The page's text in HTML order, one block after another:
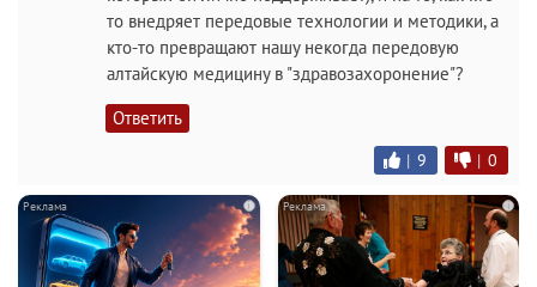
то внедряет передовые технологии и методики, а
кто-то превращают нашу некогда передовую
алтайскую медицину в "здравозахоронение"?
Ответить
| 9 | 0
i i